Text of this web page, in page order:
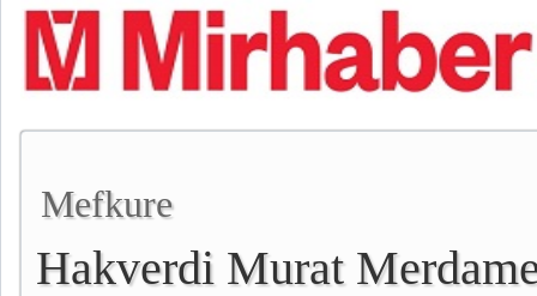
Mefkure
Hakverdi Murat